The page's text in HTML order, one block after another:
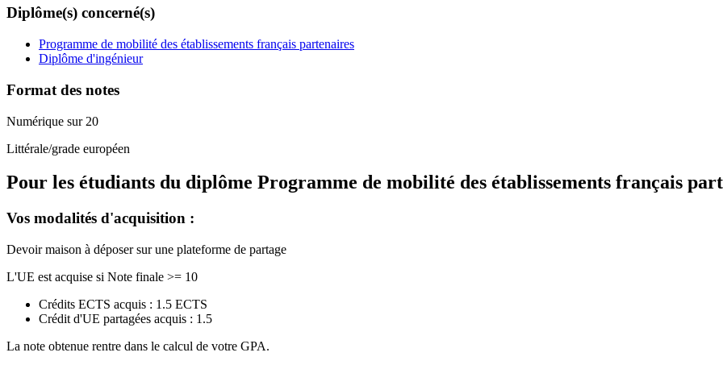
Diplôme(s) concerné(s)
Programme de mobilité des établissements français partenaires
Diplôme d'ingénieur
Format des notes
Numérique sur 20
Littérale/grade européen
Pour les étudiants du diplôme Programme de mobilité des établissements français
Vos modalités d'acquisition :
Devoir maison à déposer sur une plateforme de partage
L'UE est acquise si Note finale >= 10
Crédits ECTS acquis : 1.5 ECTS
Crédit d'UE partagées acquis : 1.5
La note obtenue rentre dans le calcul de votre GPA.